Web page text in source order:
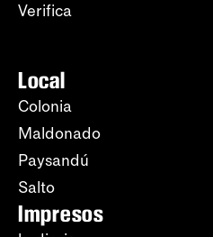
Verifica
Local
Colonia
Maldonado
Paysandú
Salto
Impresos